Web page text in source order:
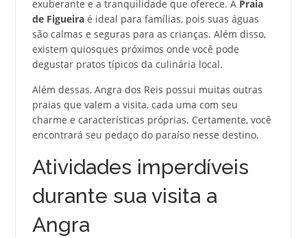
exuberante e a tranquilidade que oferece. A Praia
de Figueiraé ideal para famílias, pois suas águas
são calmas e seguras para as crianças. Além disso,
existem quiosques próximos onde você pode
degustar pratos típicos da culinária local.
Além dessas, Angra dos Reis possui muitas outras
praias que valem a visita, cada uma com seu
charme e características próprias. Certamente, você
encontrará seu pedaço do paraíso nesse destino.
Atividades imperdíveis
durante sua visita a
Angra